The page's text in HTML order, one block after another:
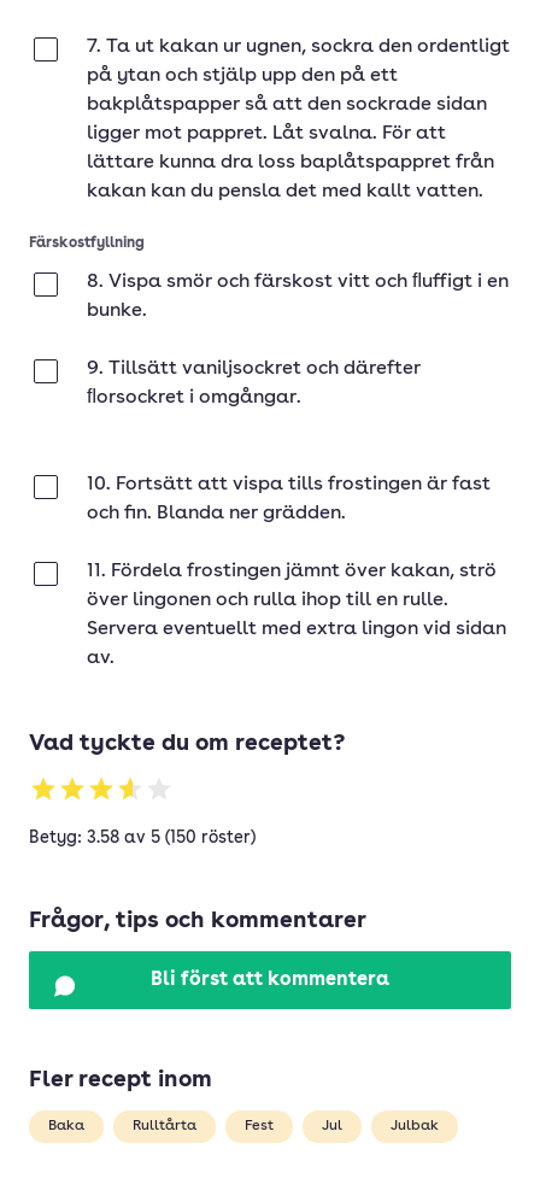
7. Ta ut kakan ur ugnen, sockra den ordentligt
på ytan och stjälp upp den på ett
bakplåtspapper så att den sockrade sidan
ligger mot pappret. Låt svalna. För att
lättare kunna dra loss baplåtspappret från
kakan kan du pensla det med kallt vatten.
Färskostfyllning
8. Vispa smör och färskost vitt och ﬂuffigt i en
bunke.
9. Tillsätt vaniljsockret och därefter
ﬂorsockret i omgångar.
10. Fortsätt att vispa tills frostingen är fast
och ﬁn. Blanda ner grädden.
11. Fördela frostingen jämnt över kakan, strö
över lingonen och rulla ihop till en rulle.
Servera eventuellt med extra lingon vid sidan
av.
Vad tyckte du om receptet?
Betyg: 3.58 av 5 (150 röster)
Frågor, tips och kommentarer
Bli först att kommentera
Fler recept inom
Baka Rulltårta Fest Jul Julbak